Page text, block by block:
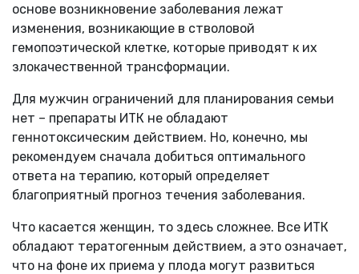
основе возникновение заболевания лежат
изменения, возникающие в стволовой
гемопоэтической клетке, которые приводят к их
злокачественной трансформации.
Для мужчин ограничений для планирования семьи
нет – препараты ИТК не обладают
геннотоксическим действием. Но, конечно, мы
рекомендуем сначала добиться оптимального
ответа на терапию, который определяет
благоприятный прогноз течения заболевания.
Что касается женщин, то здесь сложнее. Все ИТК
обладают тератогенным действием, а это означает,
что на фоне их приема у плода могут развиться